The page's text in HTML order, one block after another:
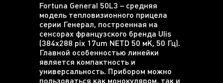
Fortuna General 50L3 – средняя
модель тепловизионного прицела
серии Генерал, построенная на
сенсорах французского бренда Ulis
(384х288 pix 17um NETD 50 мК, 50 Гц).
Главной особенностью линейки
является компактность и
универсальность. Прибором можно
пользоваться как монокуляром, так и